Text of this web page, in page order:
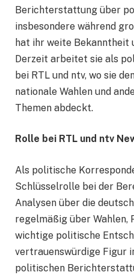
Berichterstattung über
insbesondere während
hat ihr weite Bekanntheit
Derzeit arbeitet sie als
bei RTL und ntv, wo sie
nationale Wahlen und
Themen abdeckt.
Rolle bei RTL und ntv
Als politische
Schlüsselrolle bei der
Analysen über die
regelmäßig über Wahlen,
wichtige politische
vertrauenswürdige Figur
politischen